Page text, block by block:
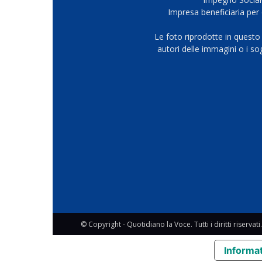
Impresa beneficiaria
Le foto riprodotte in
autori delle immagini o i
© Copyright - Quotidiano la Voce. Tutti i diritti riservati.